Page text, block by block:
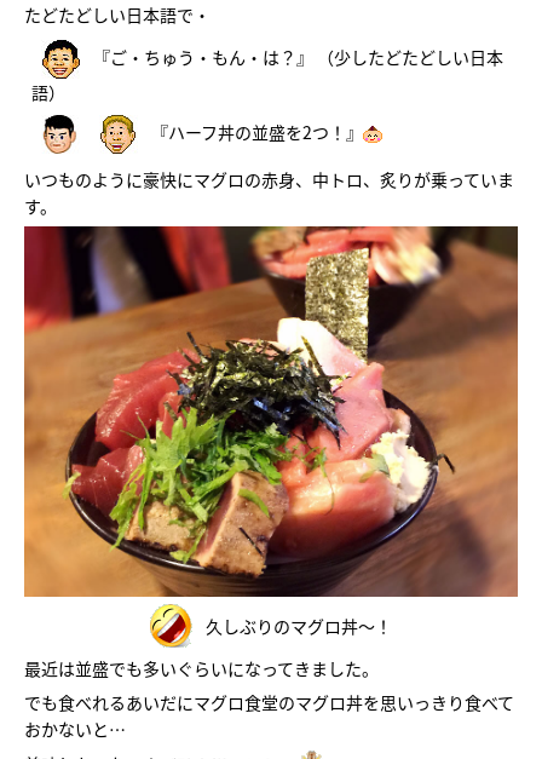
たどたどしい日本語で・
『ご・ちゅう・もん・は？』 （少したどたどしい日本
語）
『ハーフ丼の並盛を2つ！』
いつものように豪快にマグロの赤身、中トロ、炙りが乗っていま
す。
久しぶりのマグロ丼～！
最近は並盛でも多いぐらいになってきました。
でも食べれるあいだにマグロ食堂のマグロ丼を思いっきり食べて
おかないと…